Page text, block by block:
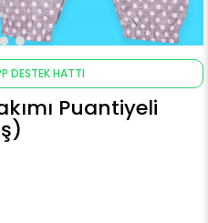
DESTEK HATTI
Puantiyeli